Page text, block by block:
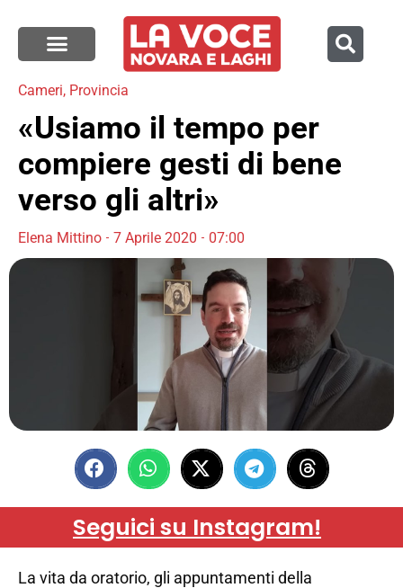
Cameri, Provincia
«Usiamo il tempo per
compiere gesti di bene
verso gli altri»
Elena Mittino 7 Aprile 2020 07:00
Seguici su Instagram!
La vita da oratorio, gli appuntamenti della